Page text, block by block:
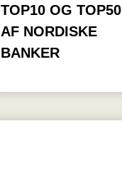
TOP10 OG TOP50
AF NORDISKE
BANKER